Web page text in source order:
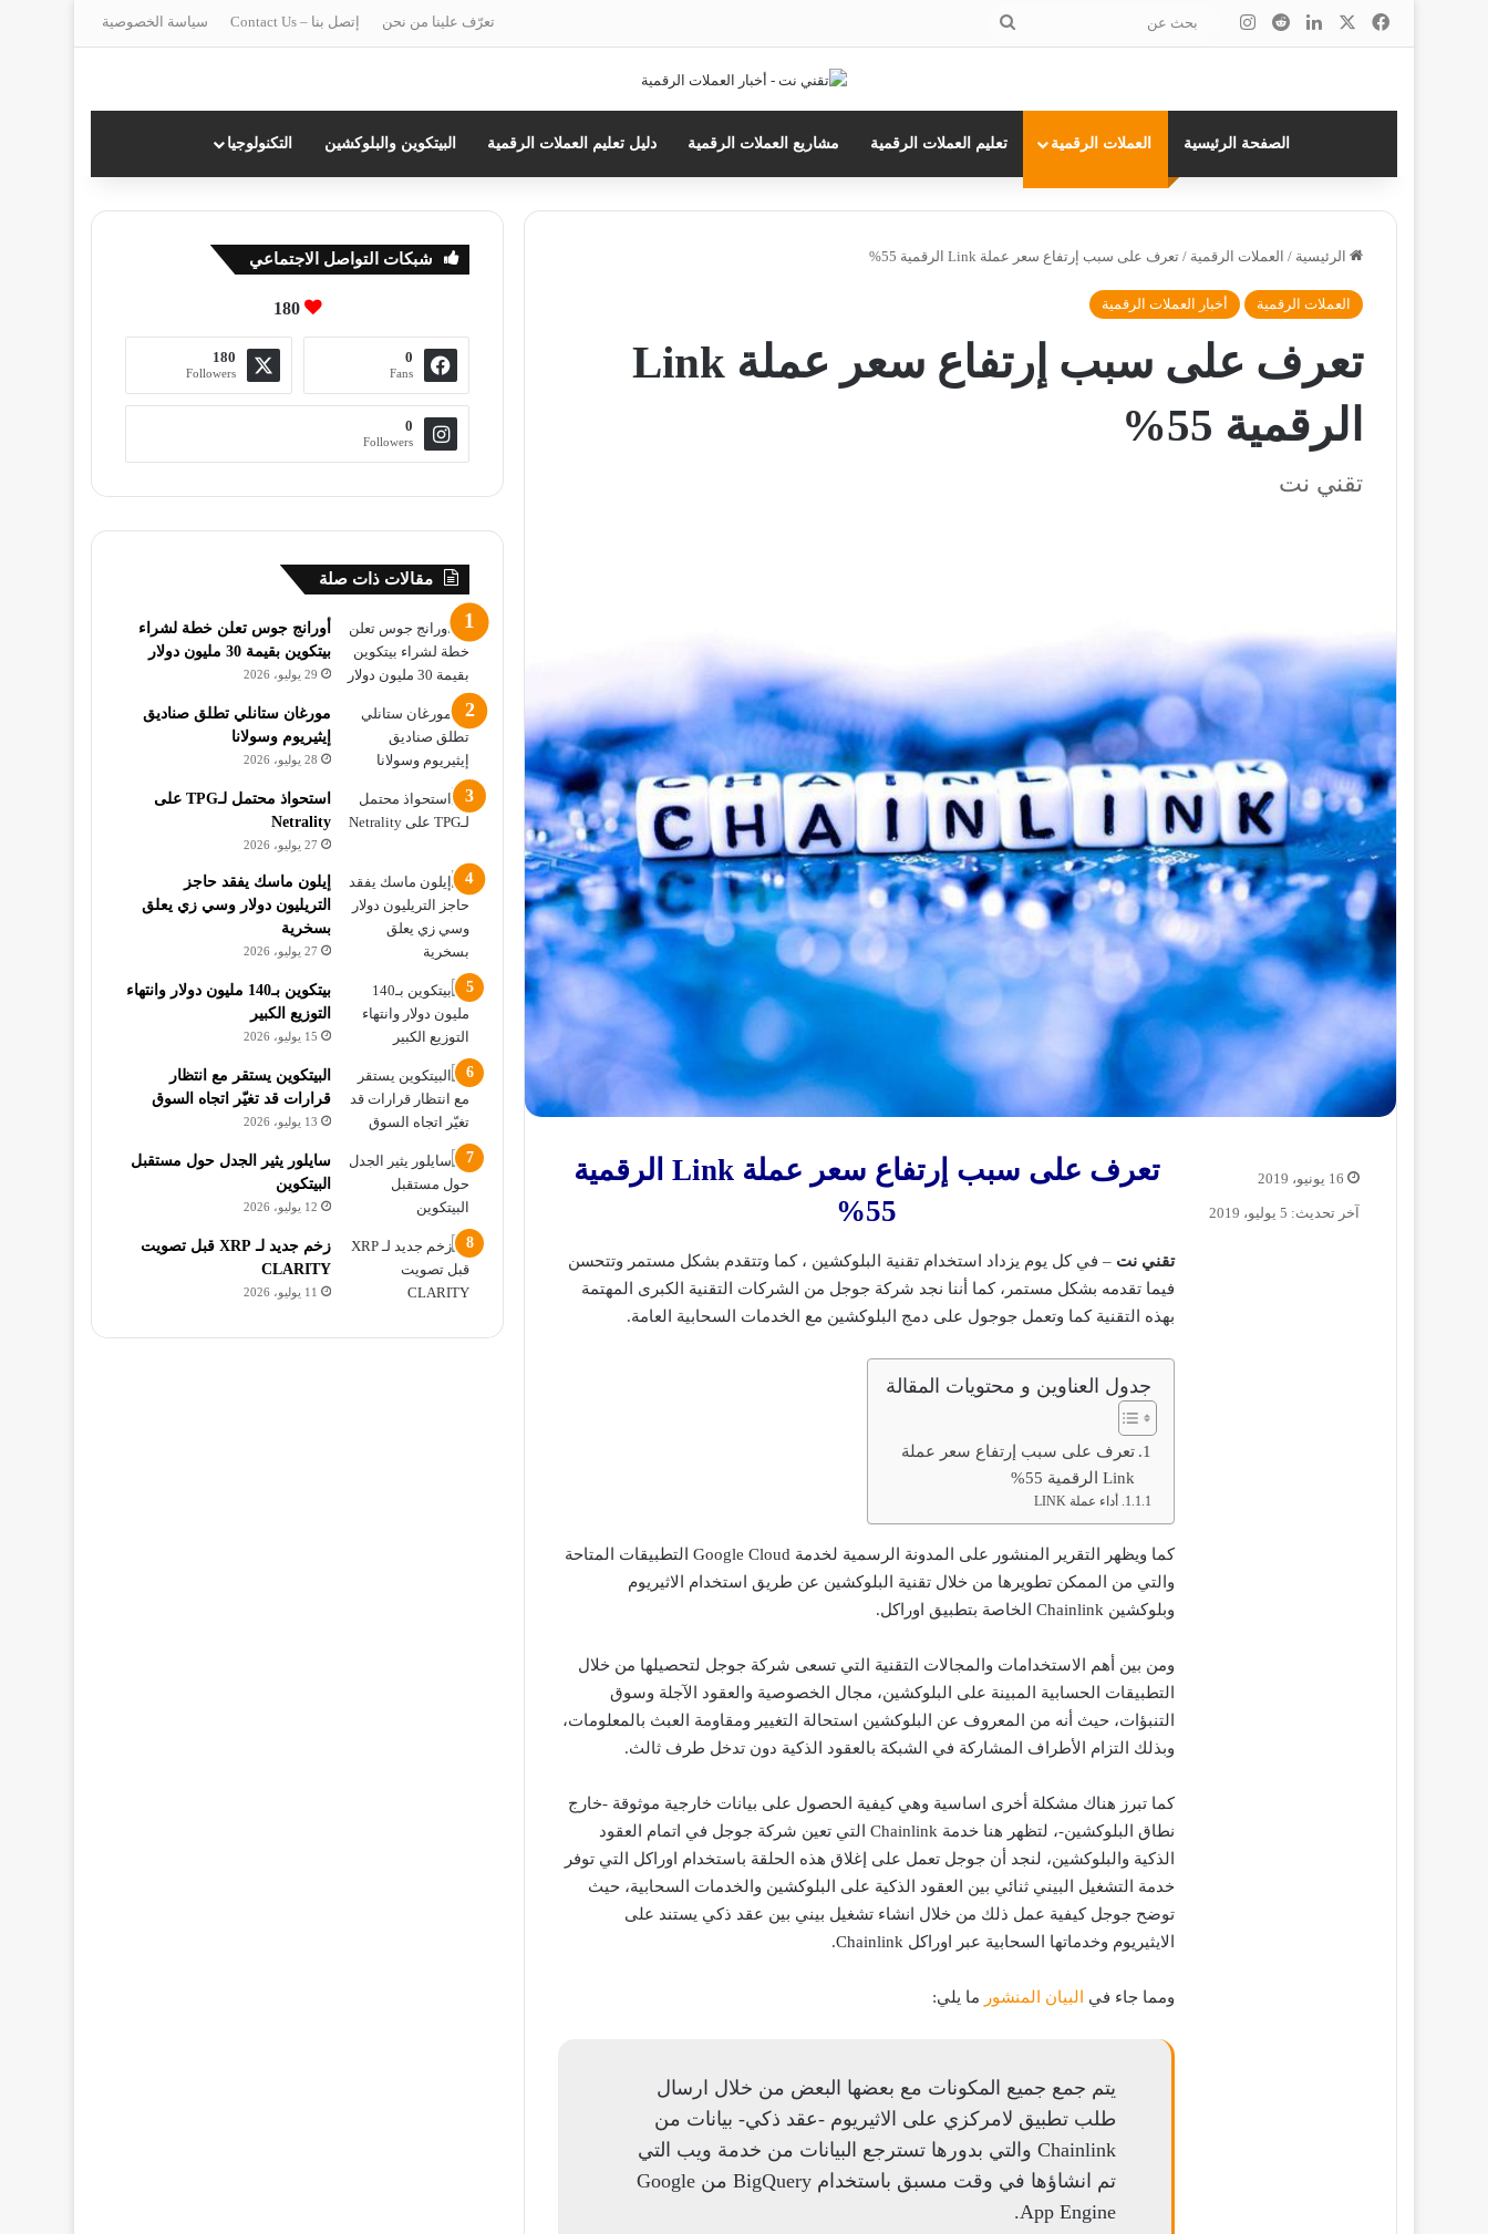
فيسبوك لينكدإن
‏Reddit انستقرام بحث تعرّف علينا من نحن إتصل بنا – Contact Us سياسة الخصوصية
الصفحة الرئيسية العملات الرقمية تعليم العملات الرقمية مشاريع العملات الرقمية دليل تعليم العملات الرقمية البيتكوين والبلوكشين التكنولوجيا
الرئيسية / العملات الرقمية / تعرف على سبب إرتفاع سعر عملة Link الرقمية 55%
العملات الرقمية أخبار العملات الرقمية
تعرف على سبب إرتفاع سعر عملة Link
الرقمية 55%
تقني نت
تعرف على سبب إرتفاع سعر عملة Link الرقمية
55%
تقني نت – في كل يوم يزداد استخدام تقنية البلوكشين ، كما وتتقدم بشكل مستمر وتتحسن
فيما تقدمه بشكل مستمر، كما أننا نجد شركة جوجل من الشركات التقنية الكبرى المهتمة
بهذه التقنية كما وتعمل جوجول على دمج البلوكشين مع الخدمات السحابية العامة.
جدول العناوين و محتويات المقالة
تعرف على سبب إرتفاع سعر عملة
Link الرقمية 55%
أداء عملة LINK
كما ويظهر التقرير المنشور على المدونة الرسمية لخدمة Google Cloud التطبيقات المتاحة
والتي من الممكن تطويرها من خلال تقنية البلوكشين عن طريق استخدام الاثيريوم
وبلوكشين Chainlink الخاصة بتطبيق اوراكل.
ومن بين أهم الاستخدامات والمجالات التقنية التي تسعى شركة جوجل لتحصيلها من خلال
التطبيقات الحسابية المبينة على البلوكشين، مجال الخصوصية والعقود الآجلة وسوق
التنبؤات، حيث أنه من المعروف عن البلوكشين استحالة التغيير ومقاومة العبث بالمعلومات،
وبذلك التزام الأطراف المشاركة في الشبكة بالعقود الذكية دون تدخل طرف ثالث.
كما تبرز هناك مشكلة أخرى اساسية وهي كيفية الحصول على بيانات خارجية موثوقة -خارج
نطاق البلوكشين-، لتظهر هنا خدمة Chainlink التي تعين شركة جوجل في اتمام العقود
الذكية والبلوكشين، لنجد أن جوجل تعمل على إغلاق هذه الحلقة باستخدام اوراكل التي توفر
خدمة التشغيل البيني ثنائي بين العقود الذكية على البلوكشين والخدمات السحابية، حيث
توضح جوجل كيفية عمل ذلك من خلال انشاء تشغيل بيني بين عقد ذكي يستند على
الايثيريوم وخدماتها السحابية عبر اوراكل Chainlink.
ومما جاء في البيان المنشور ما يلي:
يتم جمع جميع المكونات مع بعضها البعض من خلال ارسال
طلب تطبيق لامركزي على الاثيريوم -عقد ذكي- بيانات من
Chainlink والتي بدورها تسترجع البيانات من خدمة ويب التي
تم انشاؤها في وقت مسبق باستخدام BigQuery من Google
App Engine.
16 يونيو، 2019
آخر تحديث: 5 يوليو، 2019
شبكات التواصل الاجتماعي
180
0
Fans
180
Followers
0
Followers
مقالات ذات صلة
أورانج جوس تعلن خطة لشراء
بيتكوين بقيمة 30 مليون دولار
29 يوليو، 2026
مورغان ستانلي تطلق صناديق
إيثيريوم وسولانا
28 يوليو، 2026
استحواذ محتمل لـTPG على
Netrality
27 يوليو، 2026
إيلون ماسك يفقد حاجز
التريليون دولار وسي زي يعلق
بسخرية
27 يوليو، 2026
بيتكوين بـ140 مليون دولار وانتهاء
التوزيع الكبير
15 يوليو، 2026
البيتكوين يستقر مع انتظار
قرارات قد تغيّر اتجاه السوق
13 يوليو، 2026
سايلور يثير الجدل حول مستقبل
البيتكوين
12 يوليو، 2026
زخم جديد لـ XRP قبل تصويت
CLARITY
11 يوليو، 2026